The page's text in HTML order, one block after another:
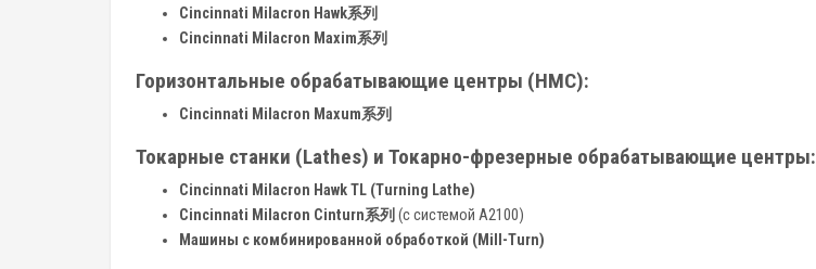
Cincinnati Milacron Hawk系列
Cincinnati Milacron Maxim系列
Горизонтальные обрабатывающие центры (HMC):
Cincinnati Milacron Maxum系列
Токарные станки (Lathes) и Токарно-фрезерные обрабатывающие центры:
Cincinnati Milacron Hawk TL (Turning Lathe)
Cincinnati Milacron Cinturn系列 (с системой A2100)
Машины с комбинированной обработкой (Mill-Turn)